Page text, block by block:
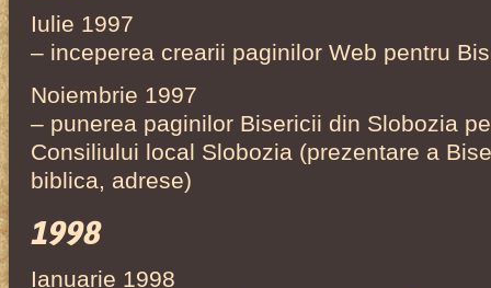
Iulie 1997
– inceperea crearii paginilor Web pentru
Noiembrie 1997
– punerea paginilor Bisericii din Slobozia
Consiliului local Slobozia (prezentare a
biblica, adrese)
1998
Ianuarie 1998